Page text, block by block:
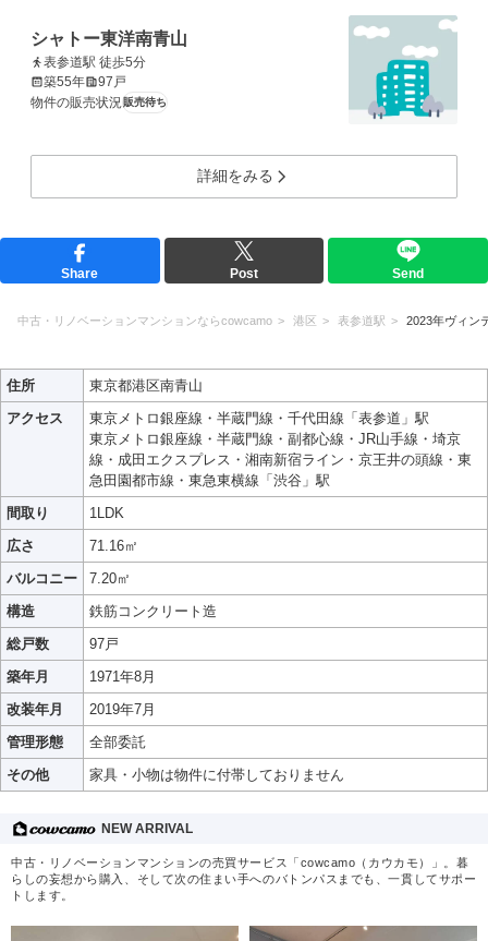
シャトー東洋南青山
表参道駅 徒歩5分
築55年
97戸
物件の販売状況販売待ち
詳細をみる
Share Post Send
中古・リノベーションマンションならcowcamo 港区 表参道駅 2023年ヴィン
住所
東京都港区南青山
アクセス
東京メトロ銀座線・半蔵門線・千代田線「表参道」駅
東京メトロ銀座線・半蔵門線・副都心線・JR山手線・埼京
線・成田エクスプレス・湘南新宿ライン・京王井の頭線・東
急田園都市線・東急東横線「渋谷」駅
間取り
1LDK
広さ
71.16㎡
バルコニー
7.20㎡
構造
鉄筋コンクリート造
総戸数
97戸
築年月
1971年8月
改装年月
2019年7月
管理形態
全部委託
その他
家具・小物は物件に付帯しておりません
NEW ARRIVAL
中古・リノベーションマンションの売買サービス「cowcamo（カウカモ）」。暮
らしの妄想から購入、そして次の住まい手へのバトンパスまでも、一貫してサポー
トします。